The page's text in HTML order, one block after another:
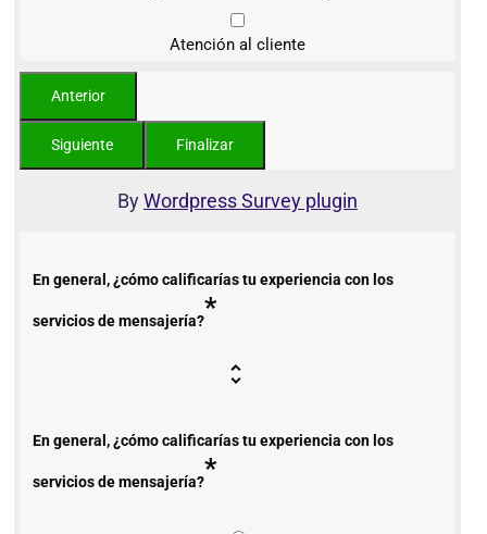
Atención al cliente
ByWordpress Survey plugin
En general, ¿cómo calificarías tu experiencia con los
servicios de mensajería?*
En general, ¿cómo calificarías tu experiencia con los
servicios de mensajería?*